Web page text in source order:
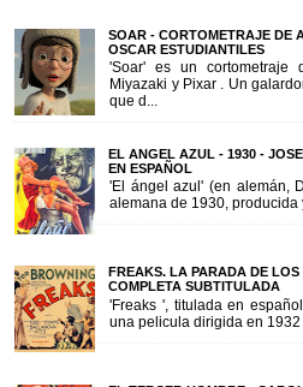
SOAR - CORTOMETRAJE DE
OSCAR ESTUDIANTILES
'Soar' es un cortometraje
Miyazaki y Pixar . Un
que d...
EL ANGEL AZUL - 1930 -
EN ESPAÑOL
'El ángel azul' (en alemán,
alemana de 1930, producida
FREAKS. LA PARADA DE
COMPLETA SUBTITULADA
'Freaks ', titulada en
una pelicula dirigida en 1932